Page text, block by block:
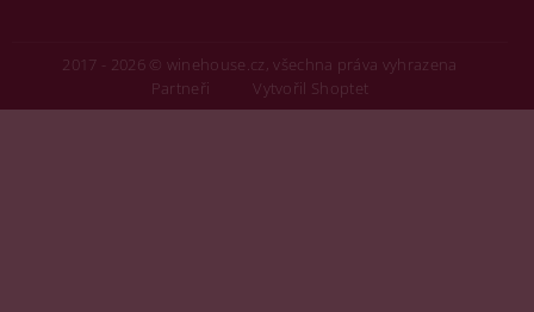
2017 - 2026 © winehouse.cz, všechna práva vyhrazena
Partneři
Vytvořil Shoptet